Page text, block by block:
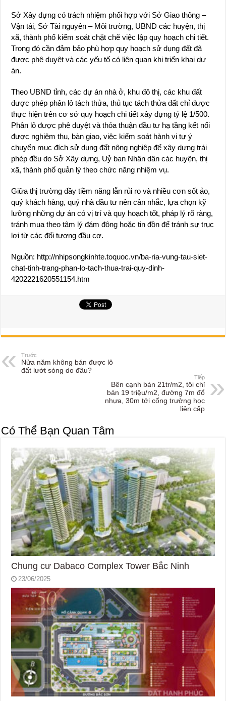
Sở Xây dựng có trách nhiệm phối hợp với Sở Giao thông –
Vận tải, Sở Tài nguyên – Môi trường, UBND các huyện, thị
xã, thành phố kiểm soát chặt chẽ việc lập quy hoạch chi tiết.
Trong đó cần đảm bảo phù hợp quy hoạch sử dụng đất đã
được phê duyệt và các yếu tố có liên quan khi triển khai dự
án.
Theo UBND tỉnh, các dự án nhà ở, khu đô thị, các khu đất
được phép phân lô tách thửa, thủ tục tách thửa đất chỉ được
thực hiện trên cơ sở quy hoạch chi tiết xây dựng tỷ lệ 1/500.
Phân lô được phê duyệt và thỏa thuận đầu tư hạ tầng kết nối
được nghiệm thu, bàn giao, việc kiểm soát hành vi tự ý
chuyển mục đích sử dụng đất nông nghiệp để xây dựng trái
phép đều do Sở Xây dựng, Uỷ ban Nhân dân các huyện, thị
xã, thành phố quản lý theo chức năng nhiệm vụ.
Giữa thị trường đầy tiềm năng lẫn rủi ro và nhiều cơn sốt ảo,
quý khách hàng, quý nhà đầu tư nên cân nhắc, lựa chọn kỹ
lưỡng những dự án có vị trí và quy hoạch tốt, pháp lý rõ ràng,
tránh mua theo tâm lý đám đông hoặc tin đồn để tránh sự trục
lợi từ các đối tượng đầu cơ.
Nguồn: http://nhipsongkinhte.toquoc.vn/ba-ria-vung-tau-siet-
chat-tinh-trang-phan-lo-tach-thua-trai-quy-dinh-
4202221620551154.htm
Trước
Nửa năm không bán được lô
đất lướt sóng do đâu?
Tiếp
Bên cạnh bán 21tr/m2, tôi chỉ
bán 19 triệu/m2, đường 7m đổ
nhựa, 30m tới cổng trường học
liên cấp
Có Thể Bạn Quan Tâm
Chung cư Dabaco Complex Tower Bắc Ninh
23/06/2025